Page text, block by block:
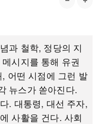
과 철학, 정당의 지
시지를 통해 유권
어떤 시점에 그런 발
뉴스가 쏟아진다.
. 대통령, 대선 주자,
사활을 건다. 사회